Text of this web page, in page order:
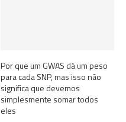
Por que um GWAS dá um peso
para cada SNP, mas isso não
significa que devemos
simplesmente somar todos
eles